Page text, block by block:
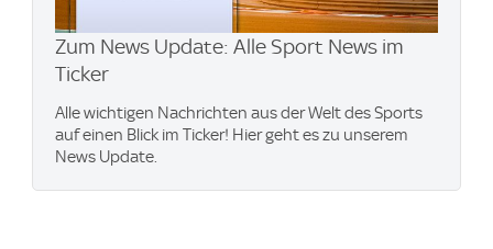
Zum News Update: Alle Sport News im
Ticker
Alle wichtigen Nachrichten aus der Welt des Sports
auf einen Blick im Ticker! Hier geht es zu unserem
News Update.